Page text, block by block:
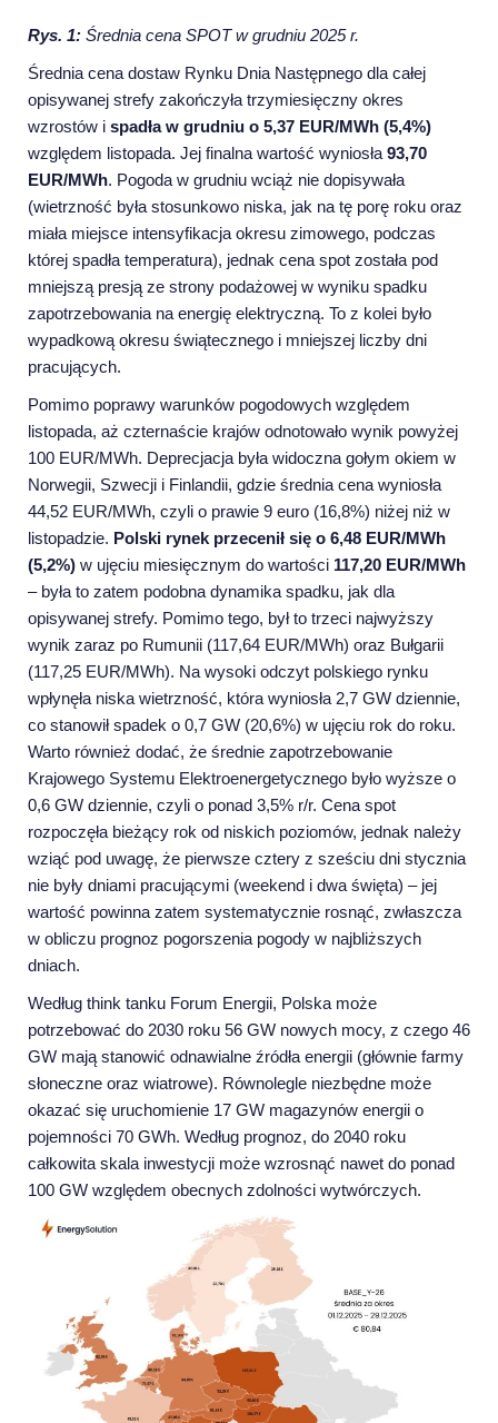
Rys. 1: Średnia cena SPOT w grudniu 2025 r.
Średnia cena dostaw Rynku Dnia Następnego dla całej
opisywanej strefy zakończyła trzymiesięczny okres
wzrostów i spadła w grudniu o 5,37 EUR/MWh (5,4%)
względem listopada. Jej finalna wartość wyniosła 93,70
EUR/MWh. Pogoda w grudniu wciąż nie dopisywała
(wietrzność była stosunkowo niska, jak na tę porę roku oraz
miała miejsce intensyfikacja okresu zimowego, podczas
której spadła temperatura), jednak cena spot została pod
mniejszą presją ze strony podażowej w wyniku spadku
zapotrzebowania na energię elektryczną. To z kolei było
wypadkową okresu świątecznego i mniejszej liczby dni
pracujących.
Pomimo poprawy warunków pogodowych względem
listopada, aż czternaście krajów odnotowało wynik powyżej
100 EUR/MWh. Deprecjacja była widoczna gołym okiem w
Norwegii, Szwecji i Finlandii, gdzie średnia cena wyniosła
44,52 EUR/MWh, czyli o prawie 9 euro (16,8%) niżej niż w
listopadzie. Polski rynek przecenił się o 6,48 EUR/MWh
(5,2%) w ujęciu miesięcznym do wartości 117,20 EUR/MWh
– była to zatem podobna dynamika spadku, jak dla
opisywanej strefy. Pomimo tego, był to trzeci najwyższy
wynik zaraz po Rumunii (117,64 EUR/MWh) oraz Bułgarii
(117,25 EUR/MWh). Na wysoki odczyt polskiego rynku
wpłynęła niska wietrzność, która wyniosła 2,7 GW dziennie,
co stanowił spadek o 0,7 GW (20,6%) w ujęciu rok do roku.
Warto również dodać, że średnie zapotrzebowanie
Krajowego Systemu Elektroenergetycznego było wyższe o
0,6 GW dziennie, czyli o ponad 3,5% r/r. Cena spot
rozpoczęła bieżący rok od niskich poziomów, jednak należy
wziąć pod uwagę, że pierwsze cztery z sześciu dni stycznia
nie były dniami pracującymi (weekend i dwa święta) – jej
wartość powinna zatem systematycznie rosnąć, zwłaszcza
w obliczu prognoz pogorszenia pogody w najbliższych
dniach.
Według think tanku Forum Energii, Polska może
potrzebować do 2030 roku 56 GW nowych mocy, z czego 46
GW mają stanowić odnawialne źródła energii (głównie farmy
słoneczne oraz wiatrowe). Równolegle niezbędne może
okazać się uruchomienie 17 GW magazynów energii o
pojemności 70 GWh. Według prognoz, do 2040 roku
całkowita skala inwestycji może wzrosnąć nawet do ponad
100 GW względem obecnych zdolności wytwórczych.